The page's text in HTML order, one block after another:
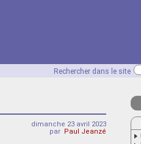
Rechercher dans le site
dimanche 23 avril 2023
par Paul Jeanzé